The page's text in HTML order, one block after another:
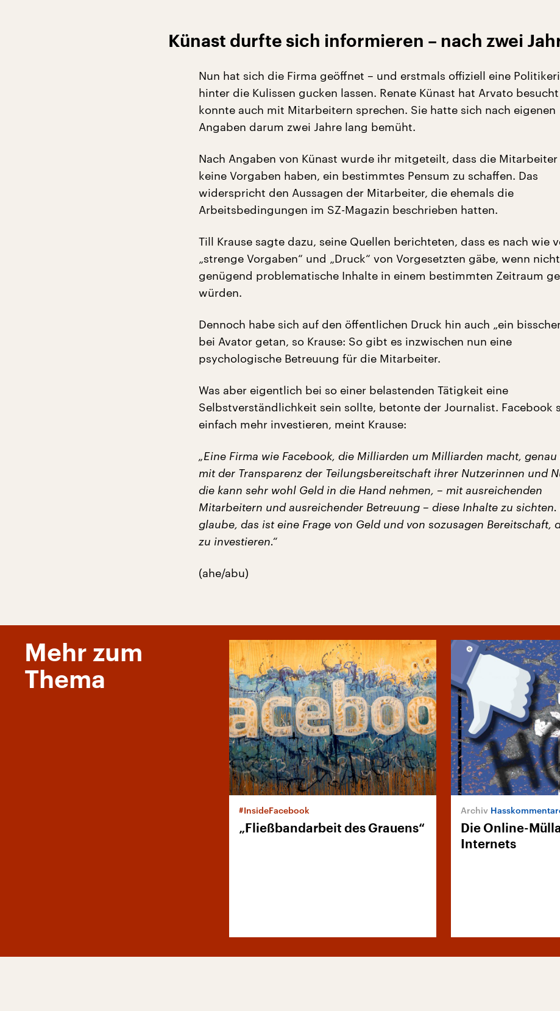
Künast durfte sich informieren – nach zwei
Nun hat sich die Firma geöffnet – und erstmals offiziell eine
hinter die Kulissen gucken lassen. Renate Künast hat Arvato
konnte auch mit Mitarbeitern sprechen. Sie hatte sich nach eigenen
Angaben darum zwei Jahre lang bemüht.
Nach Angaben von Künast wurde ihr mitgeteilt, dass die
keine Vorgaben haben, ein bestimmtes Pensum zu schaffen. Das
widerspricht den Aussagen der Mitarbeiter, die ehemals die
Arbeitsbedingungen im SZ-Magazin beschrieben hatten.
Till Krause sagte dazu, seine Quellen berichteten, dass es nach wie
„strenge Vorgaben“ und „Druck“ von Vorgesetzten gäbe, wenn nicht
genügend problematische Inhalte in einem bestimmten Zeitraum
würden.
Dennoch habe sich auf den öffentlichen Druck hin auch „ein
bei Avator getan, so Krause: So gibt es inzwischen nun eine
psychologische Betreuung für die Mitarbeiter.
Was aber eigentlich bei so einer belastenden Tätigkeit eine
Selbstverständlichkeit sein sollte, betonte der Journalist. Facebook
einfach mehr investieren, meint Krause:
„Eine Firma wie Facebook, die Milliarden um Milliarden macht, genau
mit der Transparenz der Teilungsbereitschaft ihrer Nutzerinnen und
die kann sehr wohl Geld in die Hand nehmen, – mit ausreichenden
Mitarbeitern und ausreichender Betreuung – diese Inhalte zu sichten.
glaube, das ist eine Frage von Geld und von sozusagen Bereitschaft,
zu investieren.“
(ahe/abu)
Mehr zum
Thema
#InsideFacebook
„Fließbandarbeit des Grauens“
Die Online-
Internets